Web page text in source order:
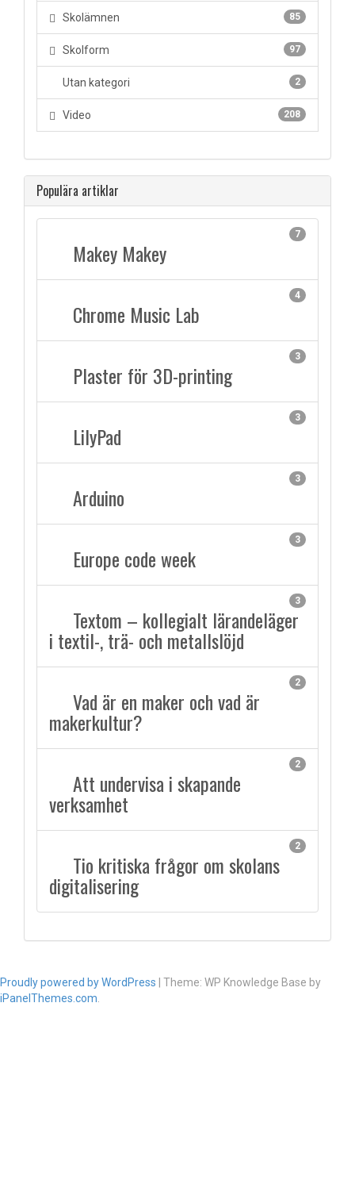
85
Skolämnen
97
Skolform
2
Utan kategori
208
Video
Populära artiklar
7
Makey Makey
4
Chrome Music Lab
3
Plaster för 3D-printing
3
LilyPad
3
Arduino
3
Europe code week
3
Textom – kollegialt lärandeläger
i textil-, trä- och metallslöjd
2
Vad är en maker och vad är
makerkultur?
2
Att undervisa i skapande
verksamhet
2
Tio kritiska frågor om skolans
digitalisering
Proudly powered by WordPress
Theme: WP Knowledge Base by
iPanelThemes.com